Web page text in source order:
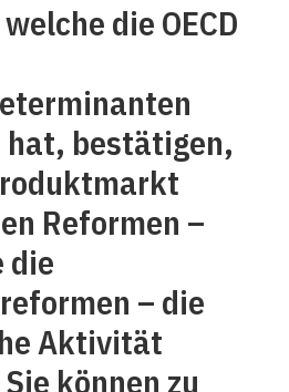
die OECD
bestätigen,
Reformen –
die
– die
Aktivität
können zu